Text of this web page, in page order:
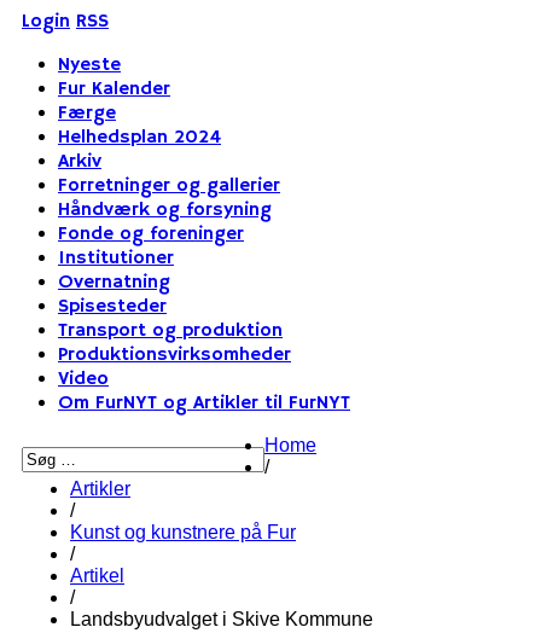
Login RSS
Nyeste
Fur Kalender
Færge
Helhedsplan 2024
Arkiv
Forretninger og gallerier
Håndværk og forsyning
Fonde og foreninger
Institutioner
Overnatning
Spisesteder
Transport og produktion
Produktionsvirksomheder
Video
Om FurNYT og Artikler til FurNYT
Home
/
Artikler
/
Kunst og kunstnere på Fur
/
Artikel
/
Landsbyudvalget i Skive Kommune